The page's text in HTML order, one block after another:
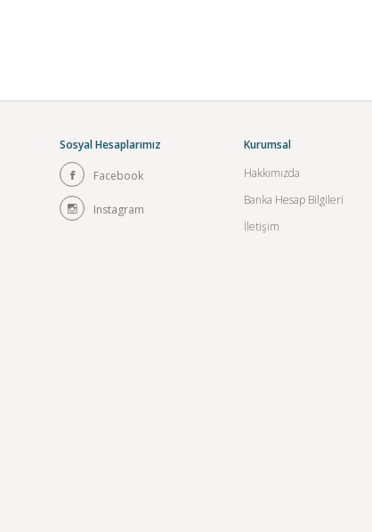
Sosyal Hesaplarımız
Facebook
Instagram
Kurumsal
Hakkımızda
Banka Hesap Bilgileri
İletişim